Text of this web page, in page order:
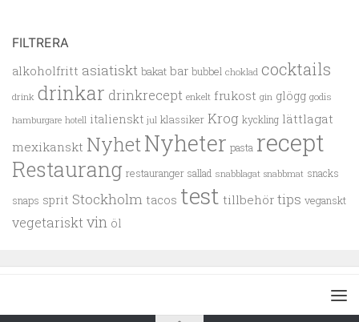
FILTRERA
alkoholfritt asiatiskt bakat bar bubbel choklad cocktails
drink drinkar drinkrecept enkelt frukost gin glögg godis
hamburgare hotell italienskt jul klassiker Krog kyckling lättlagat
mexikanskt NyhetNyheter pasta recept
Restaurang restauranger sallad snabblagat snabbmat snacks
snaps sprit Stockholm tacos test tillbehör tips veganskt
vegetarisktvin öl